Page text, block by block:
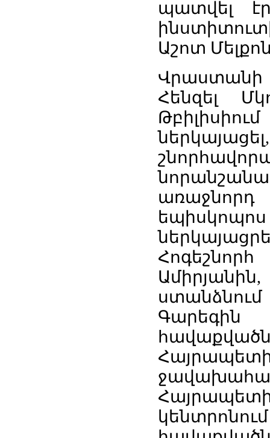
պատվել
Աշոտ
Վրաստանի
Հենզել
Հայրապետի